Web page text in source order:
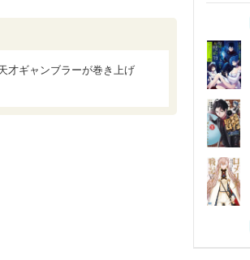
才ギャンブラーが巻き上げ